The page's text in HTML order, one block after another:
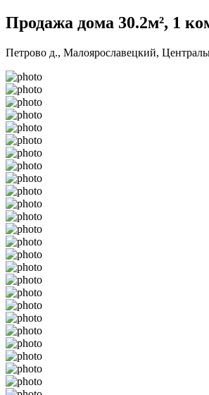
Продажа дома 30.2м², 1
Петрово д., Малоярославецкий,